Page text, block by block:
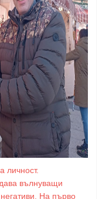
личност.
вълнуващи
На първо